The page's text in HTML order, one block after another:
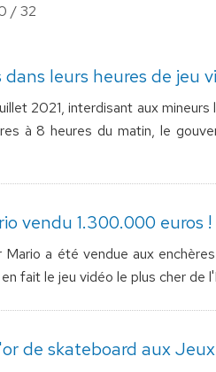
/ 32
leurs heures de jeu
2021, interdisant aux
à 8 heures du matin, le
vendu 1.300.000 euros !
a été vendue aux
fait le jeu vidéo le plus cher de
de skateboard aux